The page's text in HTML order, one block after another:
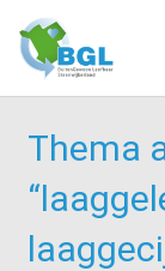
Thema